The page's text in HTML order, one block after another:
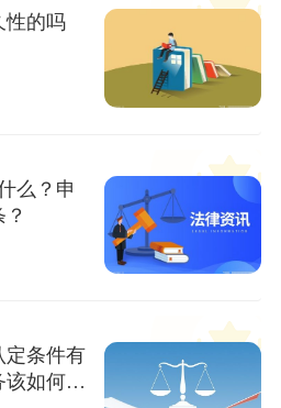
性的吗
么？申
定条件有
如何处